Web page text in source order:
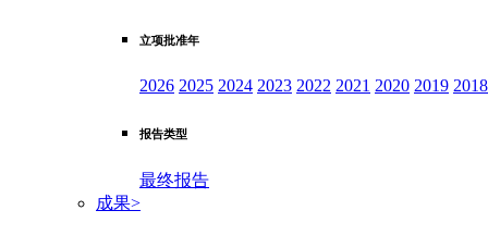
立项批准年
2026 2025 2024 2023 2022 2021 2020 2019 2018
报告类型
最终报告
成果>